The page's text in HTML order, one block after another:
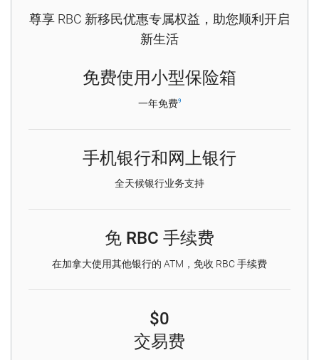
尊享 RBC 新移民优惠专属权益，助您顺利开启
新生活
免费使用小型保险箱
一年免费9
手机银行和网上银行
全天候银行业务支持
免 RBC 手续费
在加拿大使用其他银行的 ATM，免收 RBC 手续费
$0
交易费